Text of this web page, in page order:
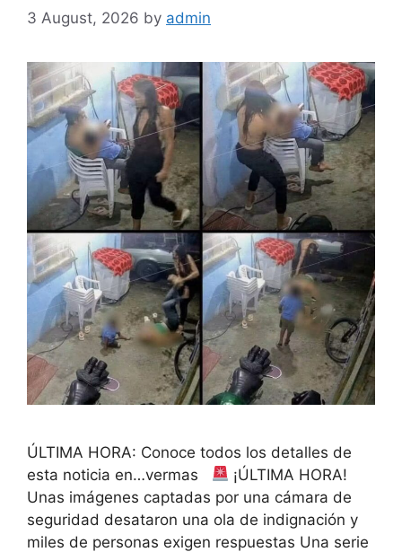
3 August, 2026 by admin
ÚLTIMA HORA: Conoce todos los detalles de
esta noticia en…vermas
¡ÚLTIMA HORA!
Unas imágenes captadas por una cámara de
seguridad desataron una ola de indignación y
miles de personas exigen respuestas Una serie